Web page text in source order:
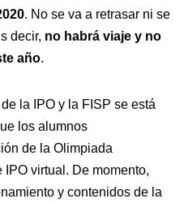
. No se va a retrasar ni se
decir, no habrá viaje y no
año.
la IPO y la FISP se está
los alumnos
de la Olimpiada
virtual. De momento,
y contenidos de la